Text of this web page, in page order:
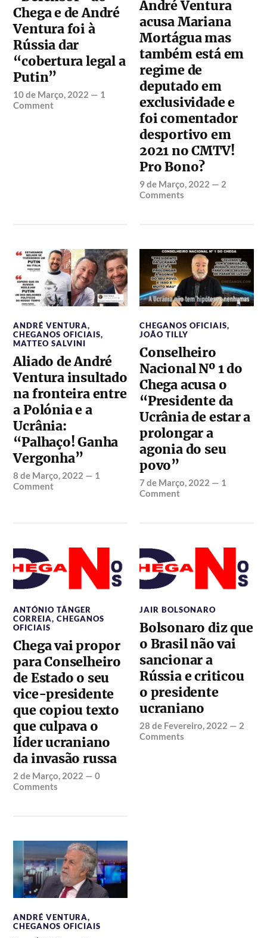
Chega e de André
Ventura foi à
Rússia dar
“cobertura legal a
Putin”
10 de Março, 2022 — 1
Comment
André Ventura
acusa Mariana
Mortágua mas
também está em
regime de
deputado em
exclusividade e
foi comentador
desportivo em
2021 no CMTV!
Pro Bono?
9 de Março, 2022 — 2
Comments
ANDRÉ VENTURA,
CHEGANOS OFICIAIS,
MATTEO SALVINI
Aliado de André
Ventura insultado
na fronteira entre
a Polónia e a
Ucrânia:
“Palhaço! Ganha
Vergonha”
8 de Março, 2022 — 1
Comment
CHEGANOS OFICIAIS,
JOÃO TILLY
Conselheiro
Nacional Nº 1 do
Chega acusa o
“Presidente da
Ucrânia de estar a
prolongar a
agonia do seu
povo”
7 de Março, 2022 — 1
Comment
ANTÓNIO TÂNGER
CORREIA,CHEGANOS
OFICIAIS
Chega vai propor
para Conselheiro
de Estado o seu
vice-presidente
que copiou texto
que culpava o
líder ucraniano
da invasão russa
2 de Março, 2022 —0
Comments
JAIR BOLSONARO
Bolsonaro diz que
o Brasil não vai
sancionar a
Rússia e criticou
o presidente
ucraniano
28 de Fevereiro, 2022 — 2
Comments
ANDRÉ VENTURA,
CHEGANOS OFICIAIS